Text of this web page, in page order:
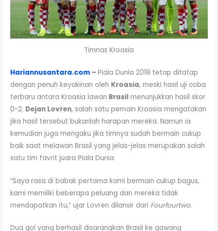
Timnas Kroasia
Hariannusantara.com –Piala Dunia 2018 tetap ditatap
dengan penuh keyakinan oleh Kroasia, meski hasil uji coba
terbaru antara Kroasia lawan Brasil menunjukkan hasil skor
0-2. Dejan Lovren, salah satu pemain Kroasia mengatakan
jika hasil tersebut bukanlah harapan mereka. Namun ia
kemudian juga mengaku jika timnya sudah bermain cukup
baik saat melawan Brasil yang jelas-jelas merupakan salah
satu tim favrit juara Piala Dunia.
“Saya rasa di babak pertama kami bermain cukup bagus,
kami memiliki beberapa peluang dan mereka tidak
mendapatkan itu,” ujar Lovren dilansir dari Fourfourtwo.
Dua gol yang berhasil disarangkan Brasil ke gawang